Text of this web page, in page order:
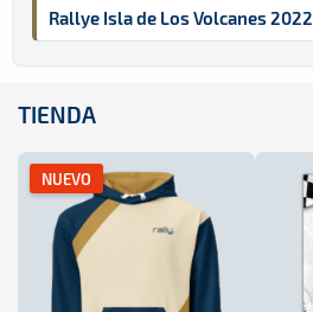
Rallye Isla de Los Volcanes 2022
TIENDA
NUEVO